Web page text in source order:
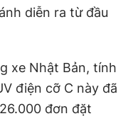
diễn ra từ đầu
xe Nhật Bản, tính
điện cỡ C này đã
đơn đặt